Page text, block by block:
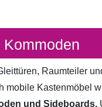
Kommoden
Raumteiler
mobile Kastenmöbel
und Sideboards.